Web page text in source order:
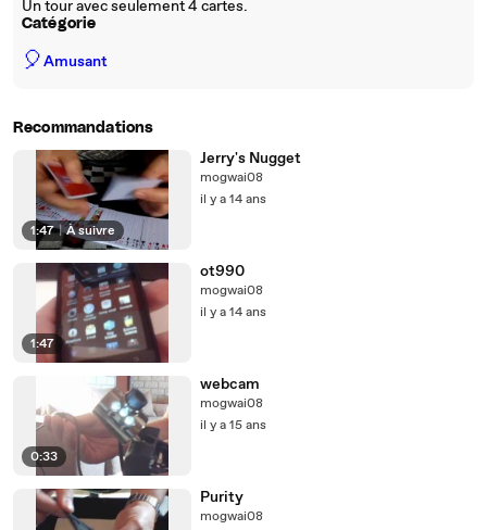
Un tour avec seulement 4 cartes.
Catégorie
🎈Amusant
Recommandations
1:47 | À suivre
Jerry's Nugget
mogwai08
il y a 14 ans
1:47
ot990
mogwai08
il y a 14 ans
0:33
webcam
mogwai08
il y a 15 ans
Purity
mogwai08